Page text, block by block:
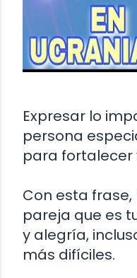
Expresar lo
persona
para fortalecer
Con esta
pareja que es
y alegría,
más difíciles.